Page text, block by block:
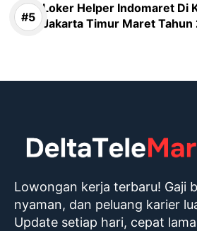
Loker Helper Indomaret Di
Jakarta Timur Maret Tahun
Lowongan kerja terbaru! Gaji
nyaman, dan peluang karier
Update setiap hari, cepat